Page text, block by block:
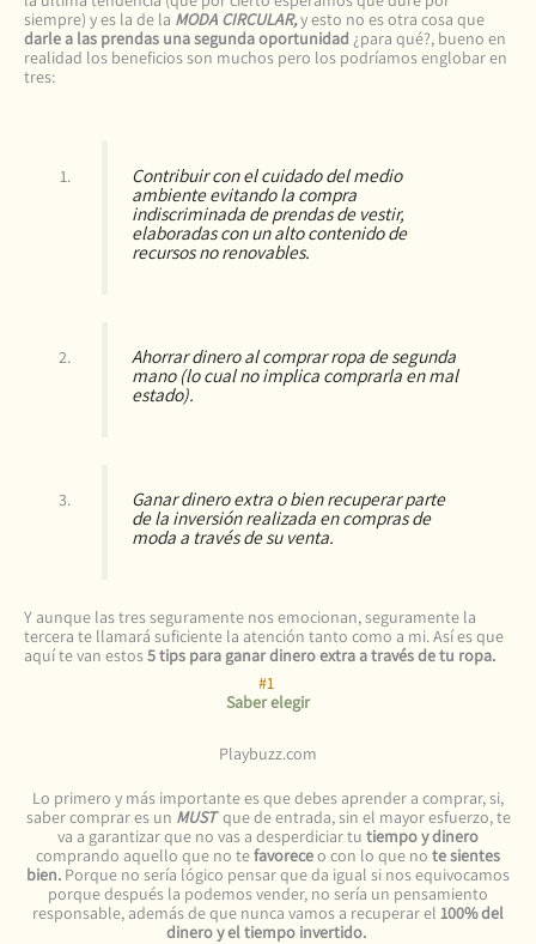
siempre) y es la de la MODA CIRCULAR,y esto no es otra cosa que
darle a las prendas una segunda oportunidad ¿para qué?, bueno en
realidad los beneficios son muchos pero los podríamos englobar en
tres:
Contribuir con el cuidado del medio
ambiente evitando la compra
indiscriminada de prendas de vestir,
elaboradas con un alto contenido de
recursos no renovables.
Ahorrar dinero al comprar ropa de segunda
mano (lo cual no implica comprarla en mal
estado).
Ganar dinero extra o bien recuperar parte
de la inversión realizada en compras de
moda a través de su venta.
Y aunque las tres seguramente nos emocionan, seguramente la
tercera te llamará suficiente la atención tanto como a mi. Así es que
aquí te van estos5 tips para ganar dinero extra a través de tu ropa.
#1
Saber elegir
Playbuzz.com
Lo primero y más importante es que debes aprender a comprar, si,
saber comprar es un MUSTque de entrada, sin el mayor esfuerzo, te
va a garantizar que no vas a desperdiciar tu tiempo y dinero
comprando aquello que no tefavoreceo con lo que no te sientes
bien. Porque no sería lógico pensar que da igual si nos equivocamos
porque después la podemos vender, no sería un pensamiento
responsable, además de que nunca vamos a recuperar el 100% del
dinero y el tiempo invertido.